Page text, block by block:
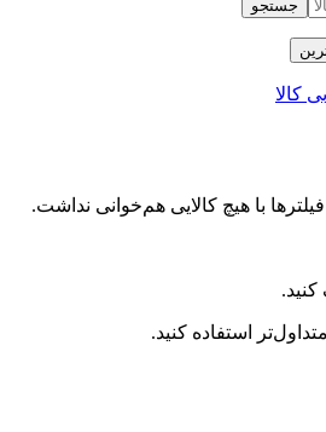
جستجو
کالا
با هیچ کالایی هم‌خوانی نداشت.
استفاده کنید.